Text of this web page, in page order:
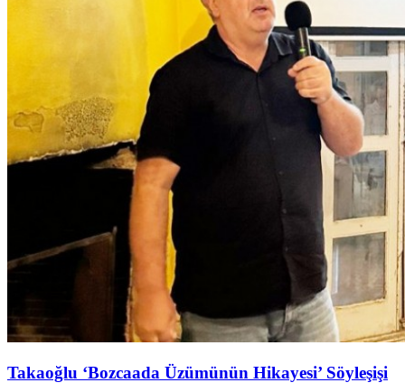
Takaoğlu ‘Bozcaada Üzümünün Hikayesi’ Söyleşişi